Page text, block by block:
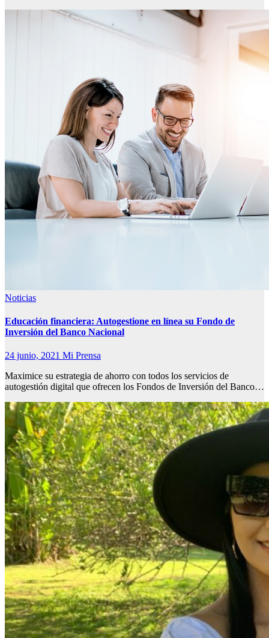
Noticias
Educación financiera: Autogestione en línea su Fondo de
Inversión del Banco Nacional
24 junio, 2021 Mi Prensa
Maximice su estrategia de ahorro con todos los servicios de
autogestión digital que ofrecen los Fondos de Inversión del Banco…